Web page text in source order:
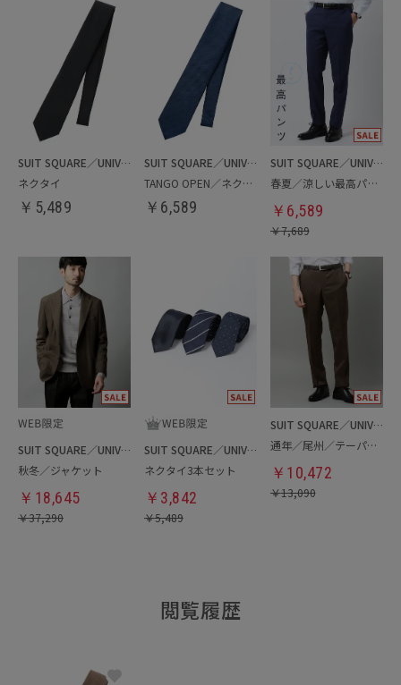
SUIT SQUARE／UNIVERSAL LANGUAGE
ネクタイ
￥ 5,489
SUIT SQUARE／UNIVERSAL LANGUAGE
TANGO OPEN／ネクタイ
￥ 6,589
SUIT SQUARE／UNIVERSAL LANGUAGE
春夏／涼しい最高パンツ
￥ 6,589
￥7,689
SUIT SQUARE／UNIVERSAL LANGUAGE
秋冬／ジャケット
￥ 18,645
￥37,290
SUIT SQUARE／UNIVERSAL LANGUAGE
ネクタイ3本セット
￥ 3,842
￥5,489
SUIT SQUARE／UNIVERSAL LANGUAGE
通年／尾州／テーパードパンツ
￥ 10,472
￥13,090
閲覧履歴